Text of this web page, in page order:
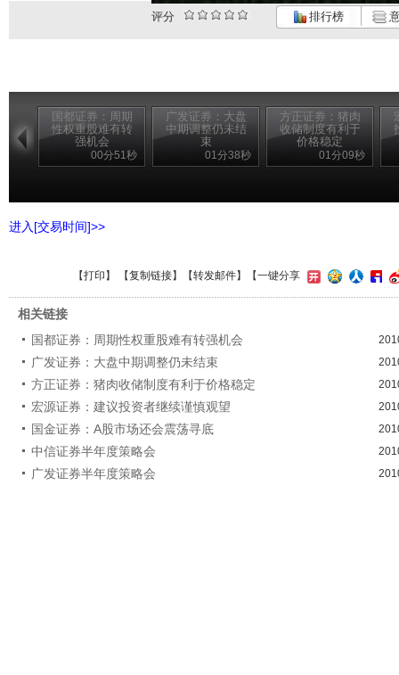
评分 排行榜
国都证券：周期
性权重股难有转
强机会
00分51秒
广发证券：大盘
中期调整仍未结
束
01分38秒
方正证券：猪肉
收储制度有利于
价格稳定
01分09秒
进入[交易时间]>>
【打印 】 【复制链接】【转发邮件】【一键分享
相关链接
国都证券：周期性权重股难有转强机会
广发证券：大盘中期调整仍未结束
方正证券：猪肉收储制度有利于价格稳定
宏源证券：建议投资者继续谨慎观望
国金证券：A股市场还会震荡寻底
中信证券半年度策略会
广发证券半年度策略会